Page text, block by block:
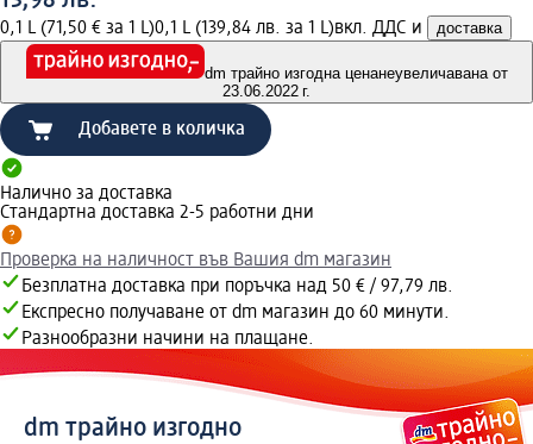
0,1 L (71,50 € за 1 L)0,1 L (139,84 лв. за 1 L)вкл. ДДС и доставка
dm трайно изгодна ценанеувеличавана от
23.06.2022 г.
Добавете в количка
Налично за доставка
Стандартна доставка 2-5 работни дни
Проверка на наличност във Вашия dm магазин
Безплатна доставка при поръчка над 50 € / 97,79 лв.
Експресно получаване от dm магазин до 60 минути.
Разнообразни начини на плащане.
dm трайно изгодно